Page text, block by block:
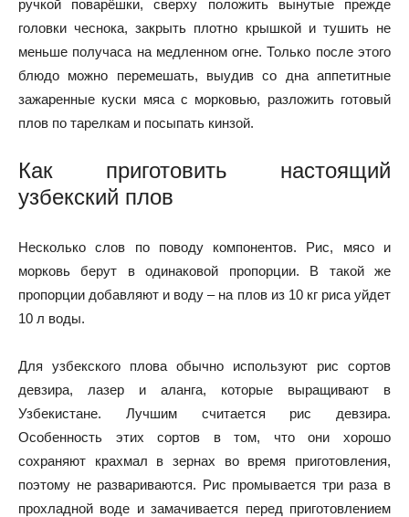
ручкой поварёшки, сверху положить вынутые прежде
головки чеснока, закрыть плотно крышкой и тушить не
меньше получаса на медленном огне. Только после этого
блюдо можно перемешать, выудив со дна аппетитные
зажаренные куски мяса с морковью, разложить готовый
плов по тарелкам и посыпать кинзой.
Как приготовить настоящий
узбекский плов
Несколько слов по поводу компонентов. Рис, мясо и
морковь берут в одинаковой пропорции. В такой же
пропорции добавляют и воду – на плов из 10 кг риса уйдет
10 л воды.
Для узбекского плова обычно используют рис сортов
девзира, лазер и аланга, которые выращивают в
Узбекистане. Лучшим считается рис девзира.
Особенность этих сортов в том, что они хорошо
сохраняют крахмал в зернах во время приготовления,
поэтому не развариваются. Рис промывается три раза в
прохладной воде и замачивается перед приготовлением